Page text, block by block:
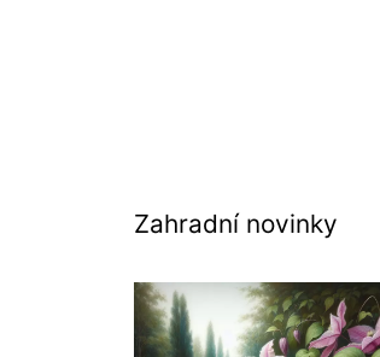
Zahradní novinky